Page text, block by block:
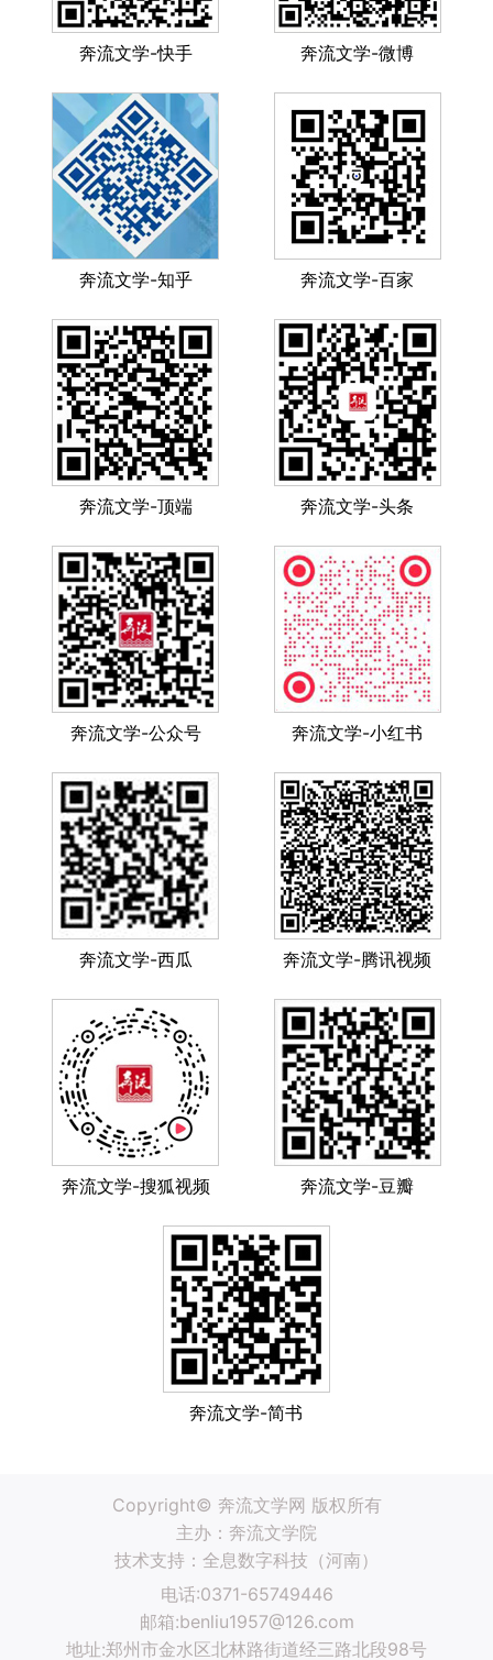
奔流文学-快手 奔流文学-微博
奔流文学-知乎 奔流文学-百家
奔流文学-顶端 奔流文学-头条
奔流文学-公众号 奔流文学-小红书
奔流文学-西瓜 奔流文学-腾讯视频
奔流文学-搜狐视频 奔流文学-豆瓣
奔流文学-简书
Copyright© 奔流文学网 版权所有
主办：奔流文学院
技术支持： 全息数字科技（河南）
电话:0371-65749446
邮箱:benliu1957@126.com
地址:郑州市金水区北林路街道经三路北段98号